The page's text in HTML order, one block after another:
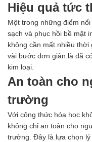
Hiệu quả tức
Một trong những điểm
sạch và phục hồi bề mặt
không cần mất nhiều thời
vài bước đơn giản là đã
kim loại.
An toàn cho
trường
Với công thức hóa học
không chỉ an toàn cho
trường. Đây là lựa chọn